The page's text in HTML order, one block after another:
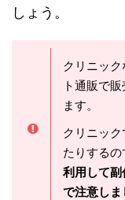
しょう。
クリニッ
ト通販で
ます。
クリニッ
たりするの
利用して
で注意しま